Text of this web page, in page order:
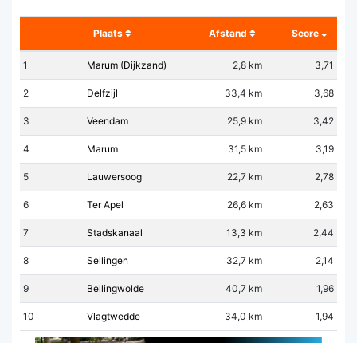
Plaats Afstand Score
1 Marum (Dijkzand) 2,8 km 3,71
2 Delfzijl 33,4 km 3,68
3 Veendam 25,9 km 3,42
4 Marum 31,5 km 3,19
5 Lauwersoog 22,7 km 2,78
6 Ter Apel 26,6 km 2,63
7 Stadskanaal 13,3 km 2,44
8 Sellingen 32,7 km 2,14
9 Bellingwolde 40,7 km 1,96
10 Vlagtwedde 34,0 km 1,94